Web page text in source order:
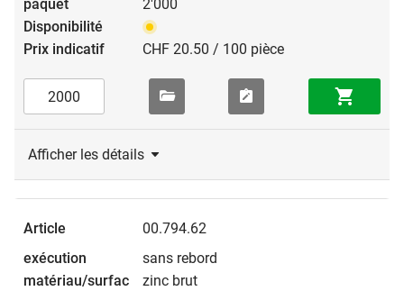
2'000
CHF 20.50 / 100 pièce
Afficher les détails
00.794.62
sans rebord
zinc brut